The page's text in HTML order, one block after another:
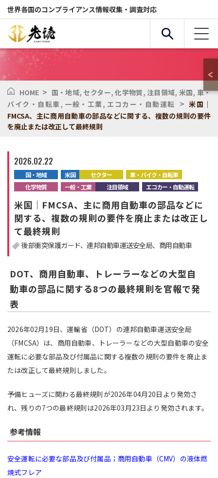
世界各国のコンプライアンス情報収集・調査対応
複合条件検索
サービス
全般
化学物質 環境
注目領域
HOME > 国・地域, セクター,化学物質, 注目領域, 米国, 車・
バイク・自転車, 一般・工業, エコカー・自動運転 > 米国｜
FMCSA、主に商用自動車の部品などに関する、複数の規則の要件
を廃止または改正して最終規則
2026.02.22
国・地域 米国 セクター
車・バイク・自転車
化学物質
一般・工業 注目領域 エコカー・自動運転
米国｜FMCSA、主に商用自動車の部品などに
関する、複数の規則の要件を廃止または改正し
て最終規則
後部衝突保護ガード 連邦自動車運送安全局 商用自動車
DOT、商用自動車、トレーラーなどの大型自
動車の部品に関する8つの最終規則を官報で発
表
2026年02月19日、運輸省（DOT）の連邦自動車運送安全局
（FMCSA）は、商用自動車、トレーラーなどの大型自動車の安全
運転に必要な部品及び付属品に関する複数の規則の要件を廃止ま
たは改正して最終規則しました。
予備ヒューズに関わる最終規則が2026年04月20日より発効さ
れ、残りの7つの最終規則は2026年03月23日より発効されます。
参考情報
安全運転に必要な部品及び付属品；商用自動車（CMV）の液体燃
焼式フレア